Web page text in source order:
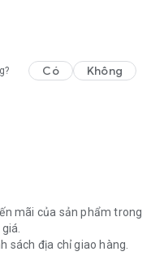
Có Không
mãi của sản phẩm trong
sách địa chỉ giao hàng.